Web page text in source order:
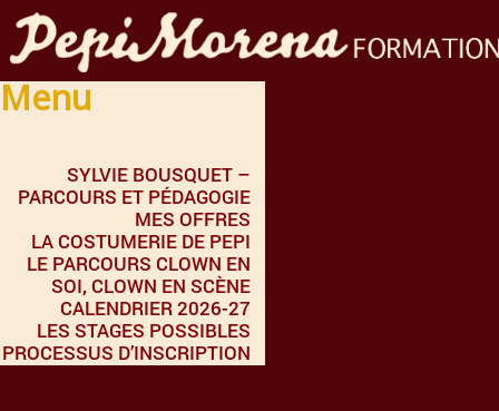
Menu
SYLVIE BOUSQUET –
PARCOURS ET PÉDAGOGIE
MES OFFRES
LA COSTUMERIE DE PEPI
LE PARCOURS CLOWN EN
SOI, CLOWN EN SCÈNE
CALENDRIER 2026-27
LES STAGES POSSIBLES
PROCESSUS D’INSCRIPTION